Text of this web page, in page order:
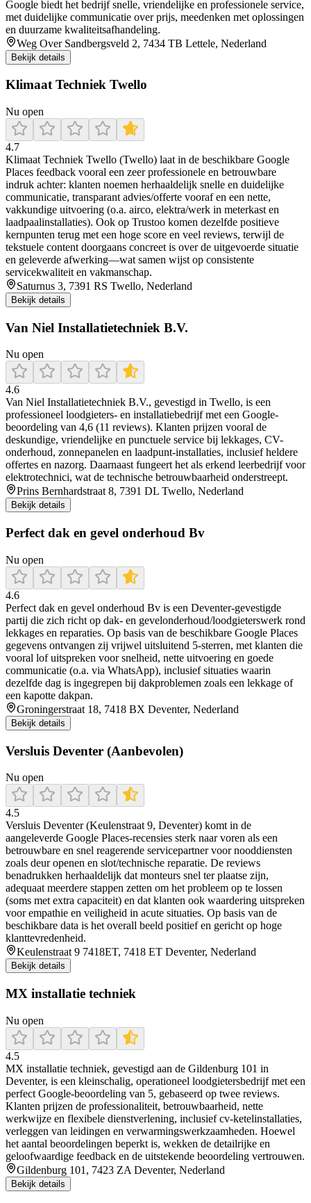
Google biedt het bedrijf snelle, vriendelijke en professionele service,
met duidelijke communicatie over prijs, meedenken met oplossingen
en duurzame kwaliteitsafhandeling.
Weg Over Sandbergsveld 2, 7434 TB Lettele, Nederland
Bekijk details
Klimaat Techniek Twello
Nu open
4.7
Klimaat Techniek Twello (Twello) laat in de beschikbare Google
Places feedback vooral een zeer professionele en betrouwbare
indruk achter: klanten noemen herhaaldelijk snelle en duidelijke
communicatie, transparant advies/offerte vooraf en een nette,
vakkundige uitvoering (o.a. airco, elektra/werk in meterkast en
laadpaalinstallaties). Ook op Trustoo komen dezelfde positieve
kernpunten terug met een hoge score en veel reviews, terwijl de
tekstuele content doorgaans concreet is over de uitgevoerde situatie
en geleverde afwerking—wat samen wijst op consistente
servicekwaliteit en vakmanschap.
Saturnus 3, 7391 RS Twello, Nederland
Bekijk details
Van Niel Installatietechniek B.V.
Nu open
4.6
Van Niel Installatietechniek B.V., gevestigd in Twello, is een
professioneel loodgieters- en installatiebedrijf met een Google-
beoordeling van 4,6 (11 reviews). Klanten prijzen vooral de
deskundige, vriendelijke en punctuele service bij lekkages, CV-
onderhoud, zonnepanelen en laadpunt-installaties, inclusief heldere
offertes en nazorg. Daarnaast fungeert het als erkend leerbedrijf voor
elektrotechnici, wat de technische betrouwbaarheid onderstreept.
Prins Bernhardstraat 8, 7391 DL Twello, Nederland
Bekijk details
Perfect dak en gevel onderhoud Bv
Nu open
4.6
Perfect dak en gevel onderhoud Bv is een Deventer-gevestigde
partij die zich richt op dak- en gevelonderhoud/loodgieterswerk rond
lekkages en reparaties. Op basis van de beschikbare Google Places
gegevens ontvangen zij vrijwel uitsluitend 5-sterren, met klanten die
vooral lof uitspreken voor snelheid, nette uitvoering en goede
communicatie (o.a. via WhatsApp), inclusief situaties waarin
dezelfde dag is ingegrepen bij dakproblemen zoals een lekkage of
een kapotte dakpan.
Groningerstraat 18, 7418 BX Deventer, Nederland
Bekijk details
Versluis Deventer (Aanbevolen)
Nu open
4.5
Versluis Deventer (Keulenstraat 9, Deventer) komt in de
aangeleverde Google Places-recensies sterk naar voren als een
betrouwbare en snel reagerende servicepartner voor nooddiensten
zoals deur openen en slot/technische reparatie. De reviews
benadrukken herhaaldelijk dat monteurs snel ter plaatse zijn,
adequaat meerdere stappen zetten om het probleem op te lossen
(soms met extra capaciteit) en dat klanten ook waardering uitspreken
voor empathie en veiligheid in acute situaties. Op basis van de
beschikbare data is het overall beeld positief en gericht op hoge
klanttevredenheid.
Keulenstraat 9 7418ET, 7418 ET Deventer, Nederland
Bekijk details
MX installatie techniek
Nu open
4.5
MX installatie techniek, gevestigd aan de Gildenburg 101 in
Deventer, is een kleinschalig, operationeel loodgietersbedrijf met een
perfect Google‑beoordeling van 5, gebaseerd op twee reviews.
Klanten prijzen de professionaliteit, betrouwbaarheid, nette
werkwijze en flexibele dienstverlening, inclusief cv‑ketelinstallaties,
verleggen van leidingen en verwarmingswerkzaamheden. Hoewel
het aantal beoordelingen beperkt is, wekken de detailrijke en
geloofwaardige feedback en de uitstekende beoordeling vertrouwen.
Gildenburg 101, 7423 ZA Deventer, Nederland
Bekijk details